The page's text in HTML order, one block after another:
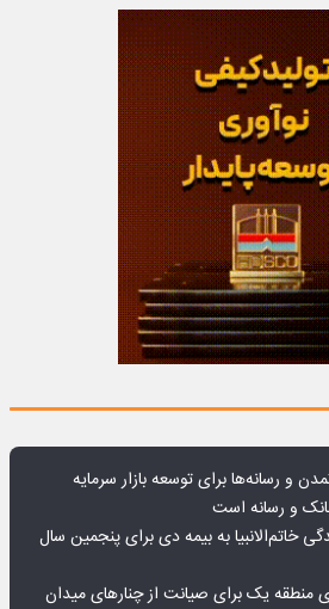
و رسانه‌ها برای توسعه بازار سرمایه
و رسانه است
خاتم‌الانبیا به بیمه دی برای پنجمین سال
یک برای صیانت از چنارهای میدان